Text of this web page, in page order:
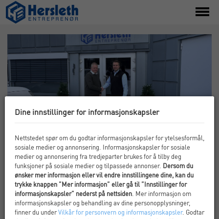
Hersleth Entreprenør styrker ledelsen – Thomas
Gundersen er ny prosjektdirektør
PUBLISERT: 04. MAR 2026
Thomas Gundersen er ansatt i den nyopprettede
stillingen som prosjektdirektør i Hersleth Entreprenør.
Gundersen kommer fra rollen som prosjektleder i
Dine innstillinger for informasjonskapsler
Nettstedet spør om du godtar informasjonskapsler for ytelsesformål,
sosiale medier og annonsering. Informasjonskapsler for sosiale
medier og annonsering fra tredjeparter brukes for å tilby deg
funksjoner på sosiale medier og tilpassede annonser. Dersom du
ønsker mer informasjon eller vil endre innstillingene dine, kan du
trykke knappen ”Mer informasjon” eller gå til ”Innstillinger for
informasjonskapsler” nederst på nettsiden. Mer informasjon om
informasjonskapsler og behandling av dine personopplysninger,
finner du underVilkår for personvern og informasjonskapsler. Godtar